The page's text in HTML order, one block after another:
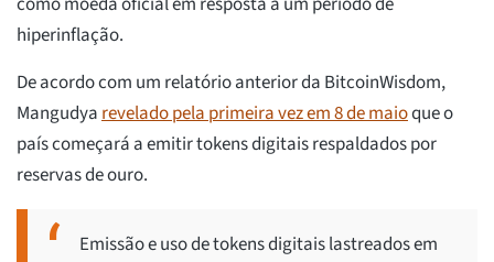
hiperinflação.
De acordo com um relatório anterior da BitcoinWisdom,
Mangudyarevelado pela primeira vez em 8 de maioque o
país começará a emitir tokens digitais respaldados por
reservas de ouro.
Emissão e uso de tokens digitais lastreados em